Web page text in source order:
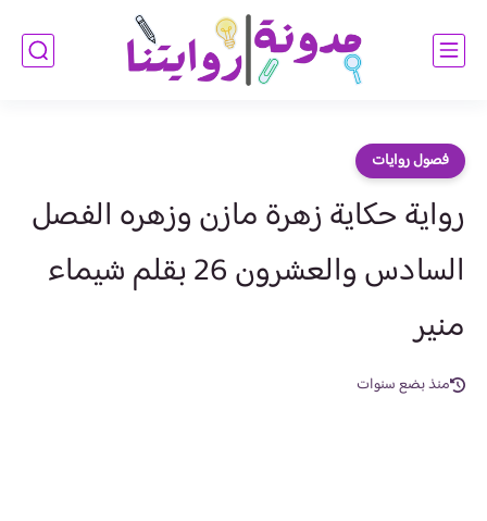
فصول روايات
رواية حكاية زهرة مازن وزهره الفصل
السادس والعشرون 26 بقلم شيماء
منير
منذ بضع سنوات